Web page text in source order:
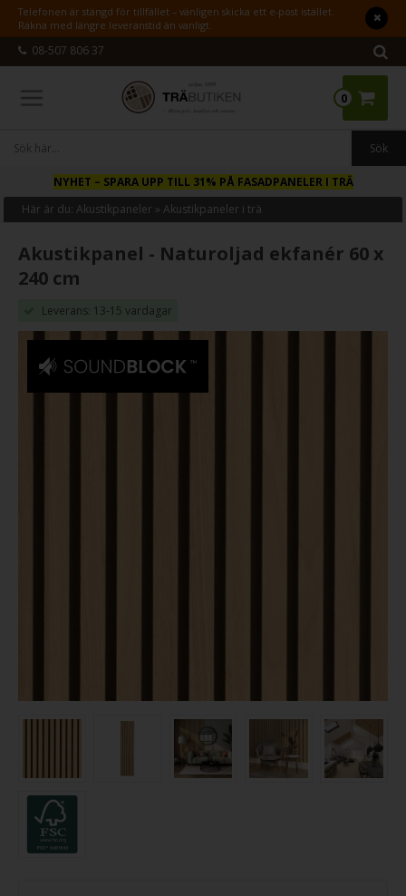
Telefonen är stängd för tillfället – vänligen skicka ett e-post istället.
Räkna med längre leveranstid än vanligt.
08-507 806 37
0
NYHET– SPARA UPP TILL 31% PÅ FASADPANELER I TRÄ
Här är du:Akustikpaneler »Akustikpaneler i trä
Akustikpanel - Naturoljad ekfanér 60 x
240 cm
Leverans: 13-15 vardagar